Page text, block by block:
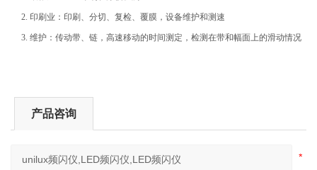
2. 印刷业：印刷、分切、复检、覆膜，设备维护和测速
3.维护：传动带、链，高速移动的时间测定，检测在带和幅面上的滑动情况
产品咨询